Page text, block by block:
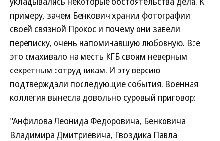
примеру, зачем Бенкович хранил фотографии
своей связной Прокос и почему они завели
переписку, очень напоминавшую любовную. Все
это смахивало на месть КГБ своим неверным
секретным сотрудникам. И эту версию
подтверждали последующие события. Военная
коллегия вынесла довольно суровый приговор:
"Анфилова Леонида Федоровича, Бенковича
Владимира Дмитриевича, Гвоздика Павла